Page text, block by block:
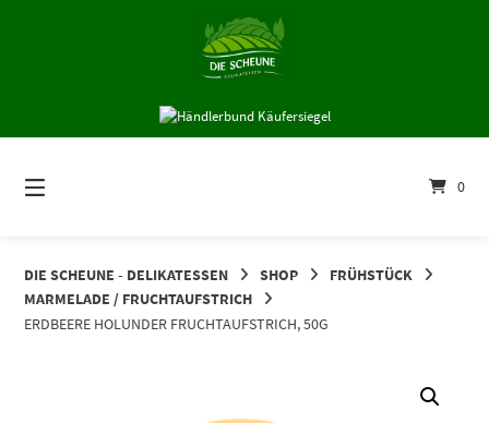
0
DIE SCHEUNE - DELIKATESSEN SHOP
FRÜHSTÜCK
MARMELADE / FRUCHTAUFSTRICH
ERDBEERE HOLUNDER FRUCHTAUFSTRICH, 50G